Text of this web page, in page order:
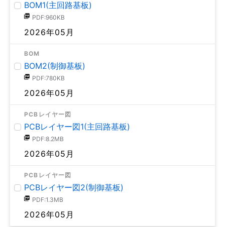
BOM1(主回路基板)
PDF:960KB
2026年05月
BOM
BOM2(制御基板)
PDF:780KB
2026年05月
PCBレイヤー図
PCBレイヤー図1(主回路基板)
PDF:8.2MB
2026年05月
PCBレイヤー図
PCBレイヤー図2(制御基板)
PDF:1.3MB
2026年05月